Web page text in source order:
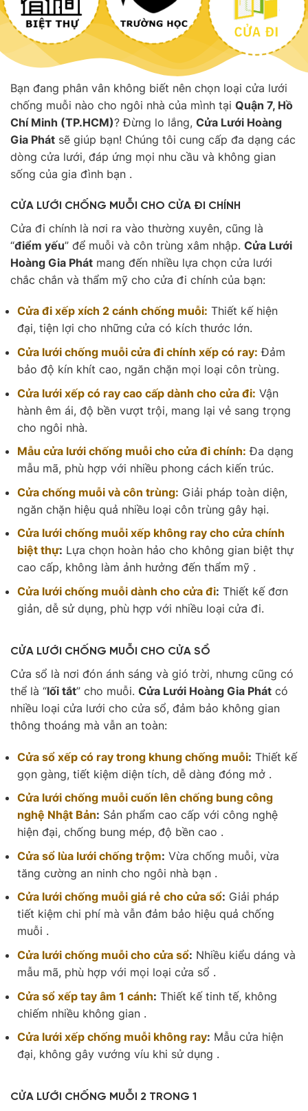
Bạn đang phân vân không biết nên chọn loại cửa lưới
chống muỗi nào cho ngôi nhà của mình tại Quận 7, Hồ
Chí Minh (TP.HCM)? Đừng lo lắng, Cửa Lưới Hoàng
Gia Phát sẽ giúp bạn! Chúng tôi cung cấp đa dạng các
dòng cửa lưới, đáp ứng mọi nhu cầu và không gian
sống của gia đình bạn .
CỬA LƯỚI CHỐNG MUỖI CHO CỬA ĐI CHÍNH
Cửa đi chính là nơi ra vào thường xuyên, cũng là
“điểm yếu” để muỗi và côn trùng xâm nhập. Cửa Lưới
Hoàng Gia Phát mang đến nhiều lựa chọn cửa lưới
chắc chắn và thẩm mỹ cho cửa đi chính của bạn:
Cửa đi xếp xích 2 cánh chống muỗi: Thiết kế hiện
đại, tiện lợi cho những cửa có kích thước lớn.
Cửa lưới chống muỗi cửa đi chính xếp có ray: Đảm
bảo độ kín khít cao, ngăn chặn mọi loại côn trùng.
Cửa lưới xếp có ray cao cấp dành cho cửa đi: Vận
hành êm ái, độ bền vượt trội, mang lại vẻ sang trọng
cho ngôi nhà.
Mẫu cửa lưới chống muỗi cho cửa đi chính: Đa dạng
mẫu mã, phù hợp với nhiều phong cách kiến trúc.
Cửa chống muỗi và côn trùng: Giải pháp toàn diện,
ngăn chặn hiệu quả nhiều loại côn trùng gây hại.
Cửa lưới chống muỗi xếp không ray cho cửa chính
biệt thự: Lựa chọn hoàn hảo cho không gian biệt thự
cao cấp, không làm ảnh hưởng đến thẩm mỹ .
Cửa lưới chống muỗi dành cho cửa đi: Thiết kế đơn
giản, dễ sử dụng, phù hợp với nhiều loại cửa đi.
CỬA LƯỚI CHỐNG MUỖI CHO CỬA SỔ
Cửa sổ là nơi đón ánh sáng và gió trời, nhưng cũng có
thể là “lối tắt” cho muỗi. Cửa Lưới Hoàng Gia Phát có
nhiều loại cửa lưới cho cửa sổ, đảm bảo không gian
thông thoáng mà vẫn an toàn:
Cửa sổ xếp có ray trong khung chống muỗi: Thiết kế
gọn gàng, tiết kiệm diện tích, dễ dàng đóng mở .
Cửa lưới chống muỗi cuốn lên chống bung công
nghệ Nhật Bản: Sản phẩm cao cấp với công nghệ
hiện đại, chống bung mép, độ bền cao .
Cửa sổ lùa lưới chống trộm: Vừa chống muỗi, vừa
tăng cường an ninh cho ngôi nhà bạn .
Cửa lưới chống muỗi giá rẻ cho cửa sổ: Giải pháp
tiết kiệm chi phí mà vẫn đảm bảo hiệu quả chống
muỗi .
Cửa lưới chống muỗi cho cửa sổ: Nhiều kiểu dáng và
mẫu mã, phù hợp với mọi loại cửa sổ .
Cửa sổ xếp tay âm 1 cánh: Thiết kế tinh tế, không
chiếm nhiều không gian .
Cửa lưới xếp chống muỗi không ray: Mẫu cửa hiện
đại, không gây vướng víu khi sử dụng .
CỬA LƯỚI CHỐNG MUỖI 2 TRONG 1